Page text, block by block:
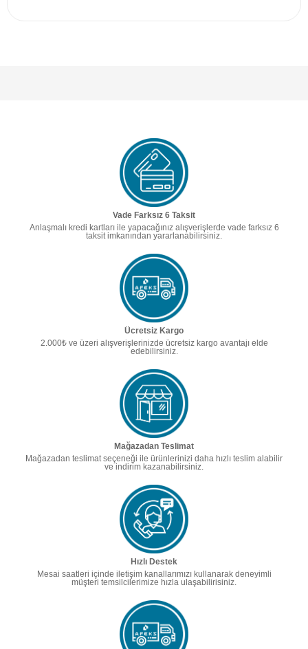
Vade Farksız 6 Taksit
Anlaşmalı kredi kartları ile yapacağınız alışverişlerde vade farksız 6
taksit imkanından yararlanabilirsiniz.
Ücretsiz Kargo
2.000₺ ve üzeri alışverişlerinizde ücretsiz kargo avantajı elde
edebilirsiniz.
Mağazadan Teslimat
Mağazadan teslimat seçeneği ile ürünlerinizi daha hızlı teslim alabilir
ve indirim kazanabilirsiniz.
Hızlı Destek
Mesai saatleri içinde iletişim kanallarımızı kullanarak deneyimli
müşteri temsilcilerimize hızla ulaşabilirisiniz.